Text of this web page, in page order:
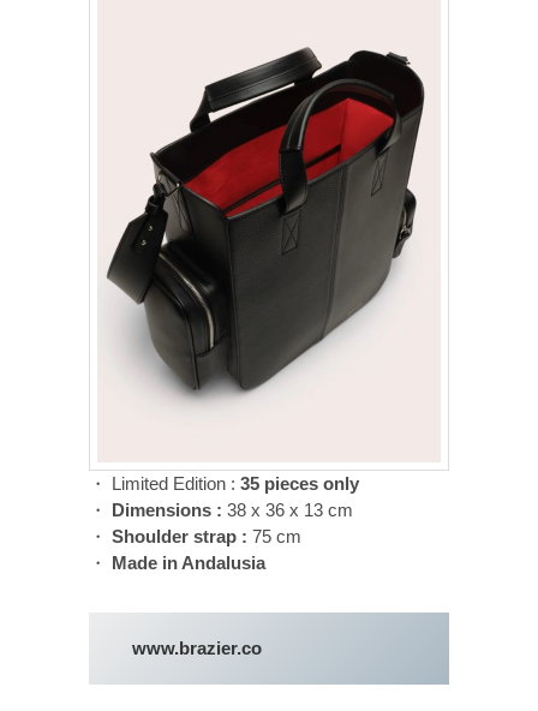
・ Limited Edition : 35 pieces only
・ Dimensions : 38 x 36 x 13 cm
・ Shoulder strap : 75 cm
・ Made in Andalusia
www.brazier.co